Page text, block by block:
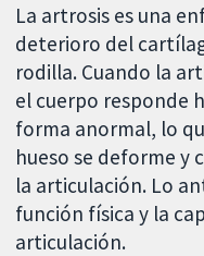
La artrosis es una
deterioro del
rodilla. Cuando la
el cuerpo responde
forma anormal, lo
hueso se deforme y
la articulación. Lo
función física y la
articulación.